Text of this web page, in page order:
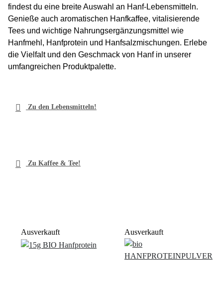
findest du eine breite Auswahl an Hanf-Lebensmitteln.
Genieße auch aromatischen Hanfkaffee, vitalisierende
Tees und wichtige Nahrungsergänzungsmittel wie
Hanfmehl , Hanfprotein und Hanfsalzmischungen. Erlebe
die Vielfalt und den Geschmack von Hanf in unserer
umfangreichen Produktpalette.
 Zu den Lebensmitteln!
 Zu Kaffee & Tee!
Ausverkauft Ausverkauft